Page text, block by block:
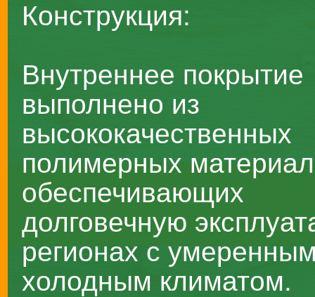
Конструкция:
Внутреннее покрытие
выполнено из
высококачественных
полимерных
обеспечивающих
долговечную
регионах с
холодным климатом.